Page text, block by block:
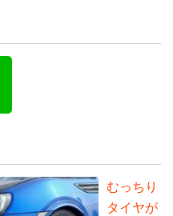
むっちり
タイヤが